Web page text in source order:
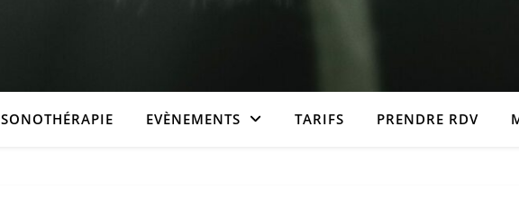
SONOTHÉRAPIE EVÈNEMENTS TARIFS PRENDRE RDV